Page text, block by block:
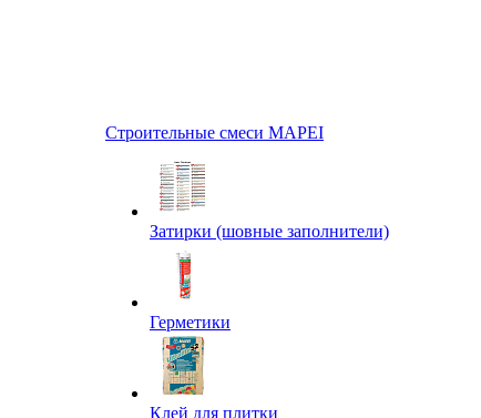
Строительные смеси MAPEI
Затирки (шовные заполнители)
Герметики
Клей для плитки